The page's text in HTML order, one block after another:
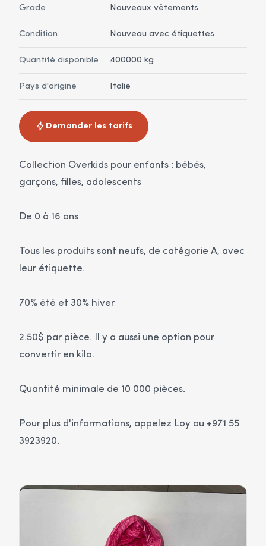
Grade Nouveaux vêtements
Condition Nouveau avec étiquettes
Quantité disponible 400000 kg
Pays d'origine Italie
Demander les tarifs
Collection Overkids pour enfants : bébés,
garçons, filles, adolescents
De 0 à 16 ans
Tous les produits sont neufs, de catégorie A, avec
leur étiquette.
70% été et 30% hiver
2.50$ par pièce. Il y a aussi une option pour
convertir en kilo.
Quantité minimale de 10 000 pièces.
Pour plus d'informations, appelez Loy au +971 55
3923920.